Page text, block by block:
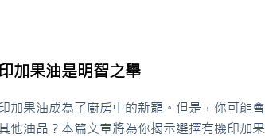
加果油是明智之舉
加果油成為了廚房中的新寵。但是，你可能會
他油品？本篇文章將為你揭示選擇有機印加果